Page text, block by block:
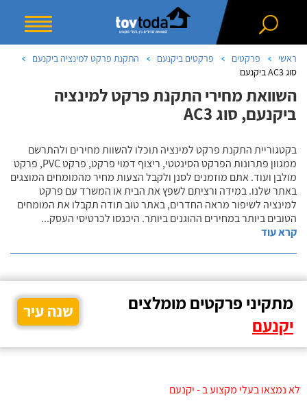
ראשי פרקטים פרקטים ביקנעם
התקנת פרקט למינציה ביקנעם
סוג AC3 ביקנעם
השוואת מחירי התקנת פרקט למינציה
ביקנעם, סוג AC3
בקטגוריית התקנת פרקט למינציה תוכלו להשוות מחירים ולהתרשם
ממגוון פתרונות הפרקט הסינטטי, ריצוף דמוי פרקט, פרקט PVC, פרקט
מולבן ועוד. אתם מוזמנים לסנן ולקבל הצעות מחיר מהמומחים המוצגים
באתר שלנו. במידה ורציתם לשפץ את הבית או המשרד עם פרקט
למינציה לשיפור מראה החדרים, באתר טוב תודה תקבלו את המומחים
הטובים ביותר במחירים ההוגנים ביותר. היכנסו לכרטיסי העסק...
קרא עוד
מתקיני פרקטים מומלצים
יקנעם
שנה עיר
לא נמצאו בעלי מקצוע ב - יקנעם